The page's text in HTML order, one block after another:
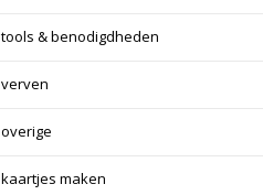
tools & benodigdheden
verven
overige
kaartjes maken